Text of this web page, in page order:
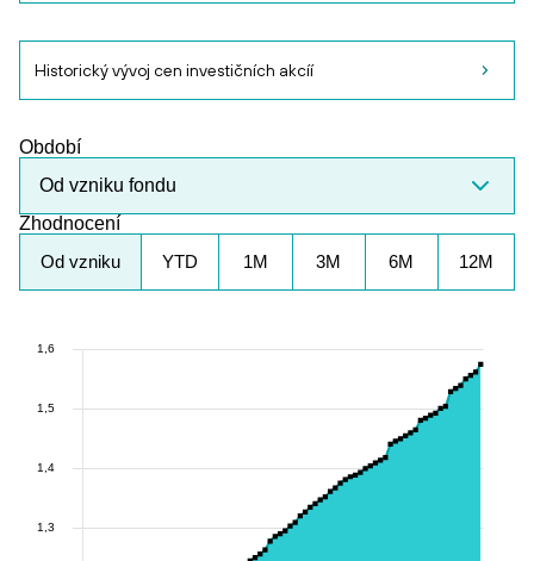
Historický vývoj cen investičních akcíí
Období
Od vzniku fondu
Zhodnocení
Od vzniku
YTD 1M 3M 6M 12M